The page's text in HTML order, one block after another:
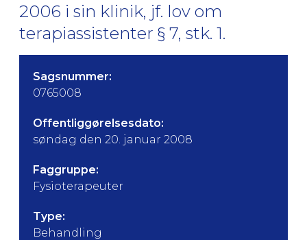
2006 i sin klinik, jf. lov om
terapiassistenter § 7, stk. 1.
Sagsnummer:
0765008
Offentliggørelsesdato:
søndag den 20. januar 2008
Faggruppe:
Fysioterapeuter
Type:
Behandling